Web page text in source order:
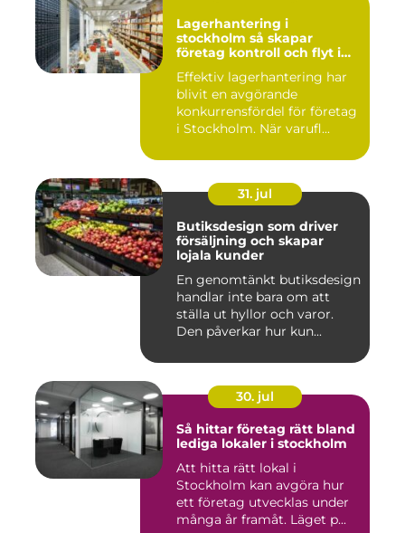
Lagerhantering i
stockholm så skapar
företag kontroll och flyt i
Effektiv lagerhantering har
blivit en avgörande
konkurrensfördel för företag
i Stockholm. När varufl...
31. jul
Butiksdesign som driver
försäljning och skapar
lojala kunder
En genomtänkt butiksdesign
handlar inte bara om att
ställa ut hyllor och varor.
Den påverkar hur kun...
30. jul
Så hittar företag rätt bland
lediga lokaler i stockholm
Att hitta rätt lokal i
Stockholm kan avgöra hur
ett företag utvecklas under
många år framåt. Läget p...